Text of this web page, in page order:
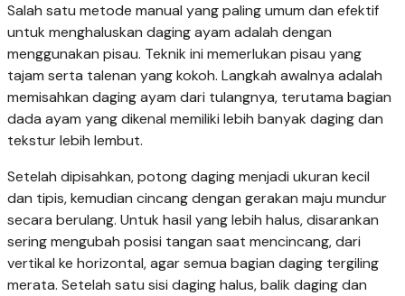
Salah satu metode manual yang paling umum dan efektif
untuk menghaluskan daging ayam adalah dengan
menggunakan pisau. Teknik ini memerlukan pisau yang
tajam serta talenan yang kokoh. Langkah awalnya adalah
memisahkan daging ayam dari tulangnya, terutama bagian
dada ayam yang dikenal memiliki lebih banyak daging dan
tekstur lebih lembut.
Setelah dipisahkan, potong daging menjadi ukuran kecil
dan tipis, kemudian cincang dengan gerakan maju mundur
secara berulang. Untuk hasil yang lebih halus, disarankan
sering mengubah posisi tangan saat mencincang, dari
vertikal ke horizontal, agar semua bagian daging tergiling
merata. Setelah satu sisi daging halus, balik daging dan